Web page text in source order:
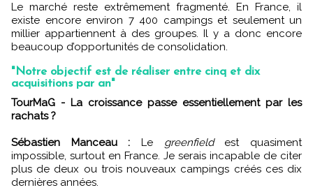
Le marché reste extrêmement fragmenté. En France, il
existe encore environ 7 400 campings et seulement un
millier appartiennent à des groupes. Il y a donc encore
beaucoup d’opportunités de consolidation.
"Notre objectif est de réaliser entre cinq et dix
acquisitions par an"
TourMaG - La croissance passe essentiellement par les
rachats ?
Sébastien Manceau : Le greenfieldest quasiment
impossible, surtout en France. Je serais incapable de citer
plus de deux ou trois nouveaux campings créés ces dix
dernières années.